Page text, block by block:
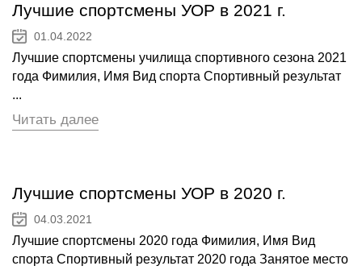
Лучшие спортсмены УОР в 2021 г.
01.04.2022
Лучшие спортсмены училища спортивного сезона 2021
года Фимилия, Имя Вид спорта Спортивный результат
...
Читать далее
Лучшие спортсмены УОР в 2020 г.
04.03.2021
Лучшие спортсмены 2020 года Фимилия, Имя Вид
спорта Спортивный результат 2020 года Занятое место